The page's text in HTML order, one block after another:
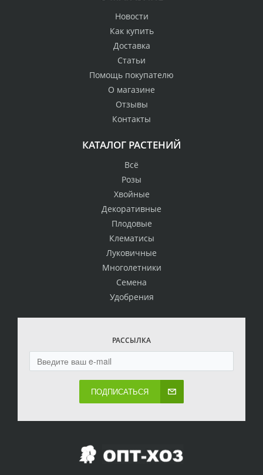
Новости
Как купить
Доставка
Статьи
Помощь покупателю
О магазине
Отзывы
Контакты
КАТАЛОГ РАСТЕНИЙ
Всё
Розы
Хвойные
Декоративные
Плодовые
Клематисы
Луковичные
Многолетники
Семена
Удобрения
РАССЫЛКА
ПОДПИСАТЬСЯ